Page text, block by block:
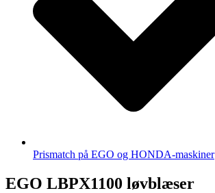
Prismatch på EGO og HONDA-maskiner
EGO LBPX1100 løvblæser